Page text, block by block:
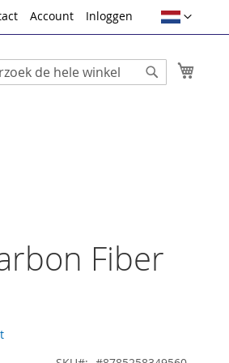
Taal
Account Inloggen
Fiber